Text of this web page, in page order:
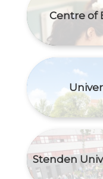
Centre of
Stenden